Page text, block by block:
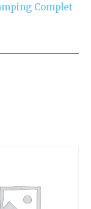
Complet